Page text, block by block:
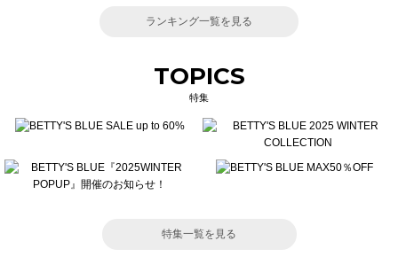
ランキング一覧を見る
TOPICS
特集
特集一覧を見る